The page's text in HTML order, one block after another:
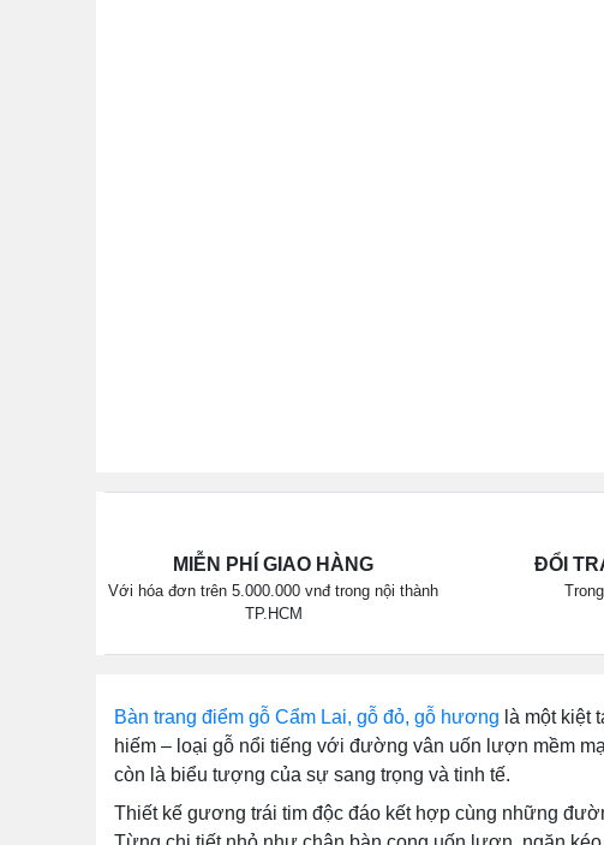
MIỄN PHÍ GIAO HÀNG
Với hóa đơn trên 5.000.000 vnđ trong nội thành
TP.HCM
ĐỔI
Bàn trang điểm gỗ Cẩm Lai, gỗ đỏ, gỗ hương là một kiệt
hiếm – loại gỗ nổi tiếng với đường vân uốn lượn mềm
còn là biểu tượng của sự sang trọng và tinh tế.
Thiết kế gương trái tim độc đáo kết hợp cùng những